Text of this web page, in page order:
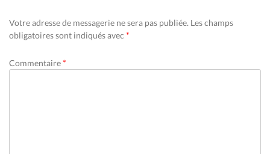
Votre adresse de messagerie ne sera pas publiée. Les champs
obligatoires sont indiqués avec *
Commentaire*